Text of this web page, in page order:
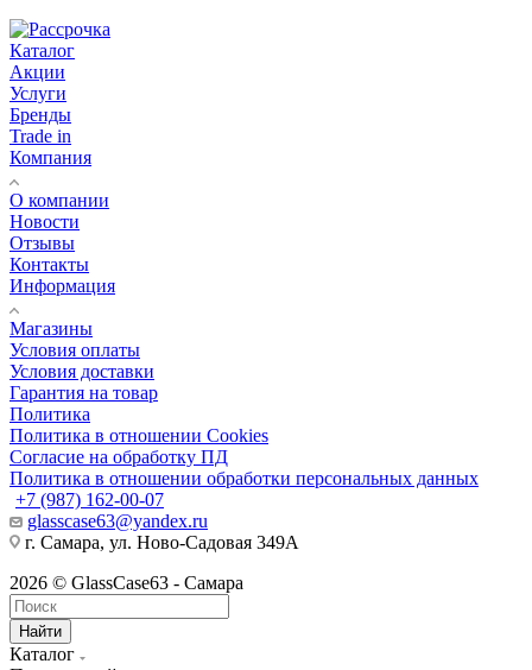
Каталог
Акции
Услуги
Бренды
Trade in
Компания
О компании
Новости
Отзывы
Контакты
Информация
Магазины
Условия оплаты
Условия доставки
Гарантия на товар
Политика
Политика в отношении Cookies
Согласие на обработку ПД
Политика в отношении обработки персональных данных
+7 (987) 162-00-07
glasscase63@yandex.ru
г. Самара, ул. Ново-Садовая 349А
2026 © GlassCase63 - Самара
Найти
Каталог